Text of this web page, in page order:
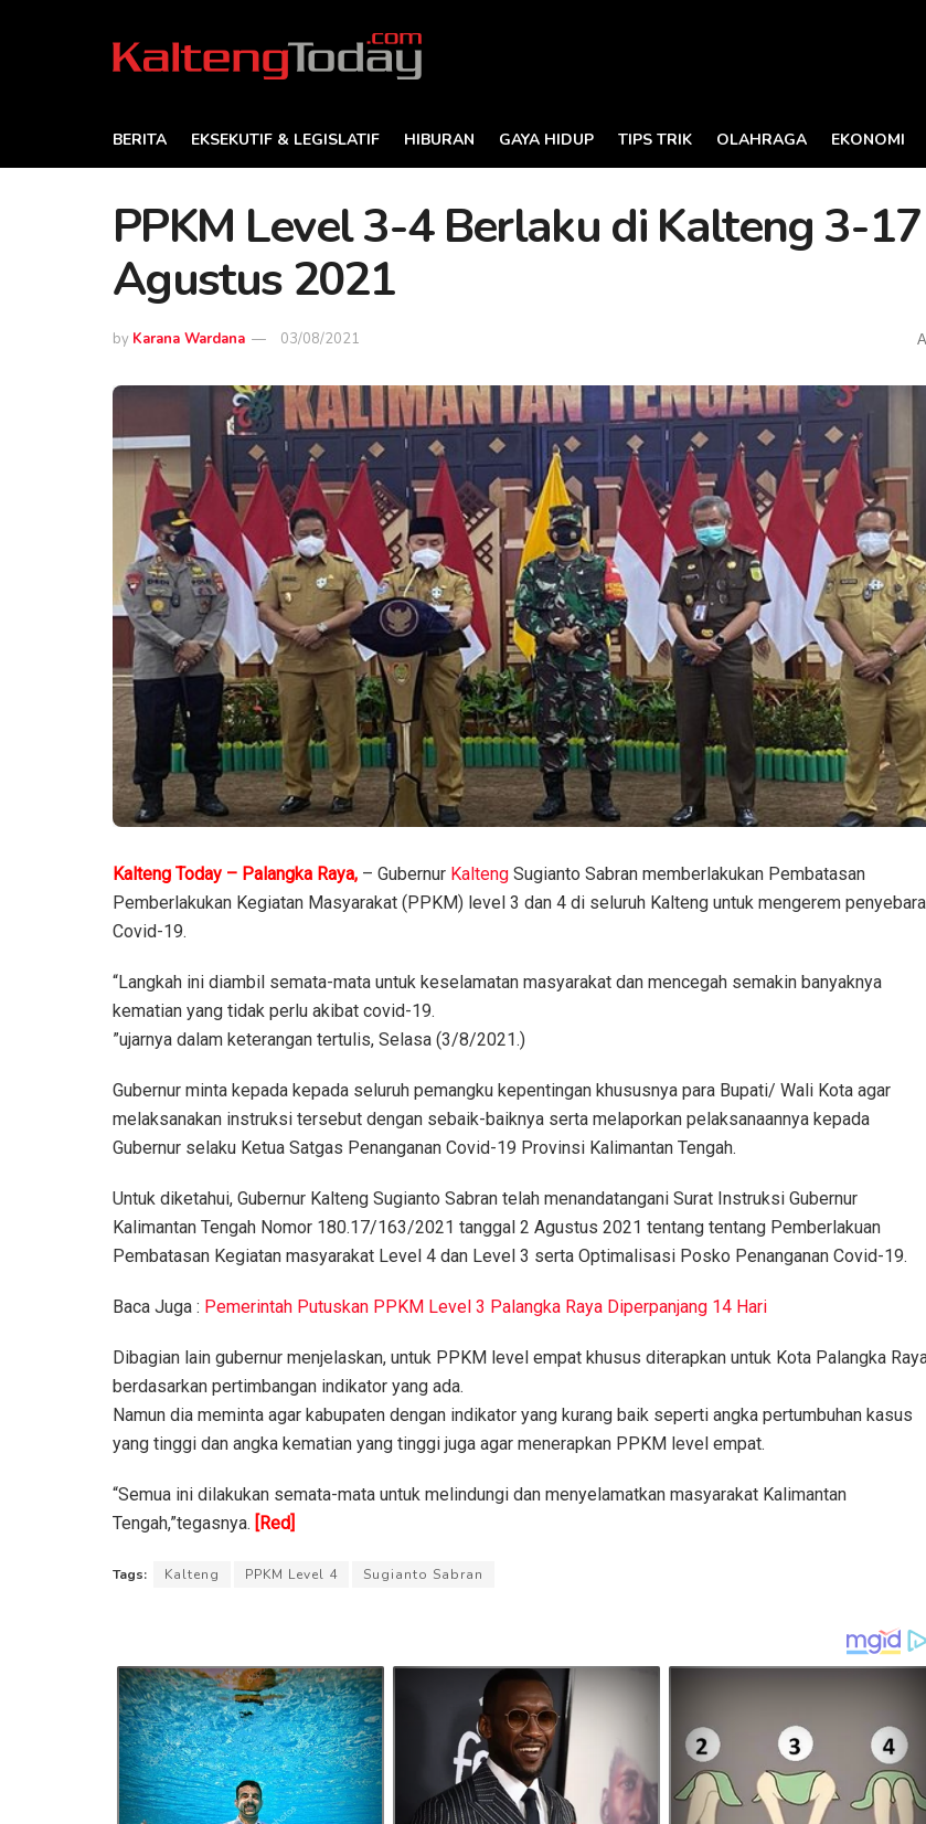
BERITA EKSEKUTIF & LEGISLATIF HIBURAN GAYA HIDUP TIPS TRIK OLAHRAGA EKONOMI
PPKM Level 3-4 Berlaku di Kalteng 3-17
Agustus 2021
by Karana Wardana 03/08/2021 A
Kalteng Today – Palangka Raya, – Gubernur Kalteng Sugianto Sabran memberlakukan Pembatasan
Pemberlakukan Kegiatan Masyarakat (PPKM) level 3 dan 4 di seluruh Kalteng untuk mengerem
Covid-19.
“Langkah ini diambil semata-mata untuk keselamatan masyarakat dan mencegah semakin banyaknya
kematian yang tidak perlu akibat covid-19.
”ujarnya dalam keterangan tertulis, Selasa (3/8/2021.)
Gubernur minta kepada kepada seluruh pemangku kepentingan khususnya para Bupati/ Wali Kota agar
melaksanakan instruksi tersebut dengan sebaik-baiknya serta melaporkan pelaksanaannya kepada
Gubernur selaku Ketua Satgas Penanganan Covid-19 Provinsi Kalimantan Tengah.
Untuk diketahui, Gubernur Kalteng Sugianto Sabran telah menandatangani Surat Instruksi Gubernur
Kalimantan Tengah Nomor 180.17/163/2021 tanggal 2 Agustus 2021 tentang tentang Pemberlakuan
Pembatasan Kegiatan masyarakat Level 4 dan Level 3 serta Optimalisasi Posko Penanganan Covid-19.
Baca Juga : Pemerintah Putuskan PPKM Level 3 Palangka Raya Diperpanjang 14 Hari
Dibagian lain gubernur menjelaskan, untuk PPKM level empat khusus diterapkan untuk Kota Palangka
berdasarkan pertimbangan indikator yang ada.
Namun dia meminta agar kabupaten dengan indikator yang kurang baik seperti angka pertumbuhan kasus
yang tinggi dan angka kematian yang tinggi juga agar menerapkan PPKM level empat.
“Semua ini dilakukan semata-mata untuk melindungi dan menyelamatkan masyarakat Kalimantan
Tengah,”tegasnya. [Red]
Tags: Kalteng PPKM Level 4 Sugianto Sabran